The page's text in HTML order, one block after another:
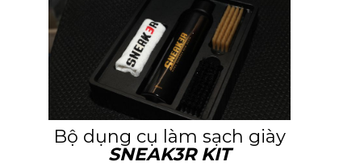
Bộ dụng cụ làm sạch giày
SNEAK3R KIT